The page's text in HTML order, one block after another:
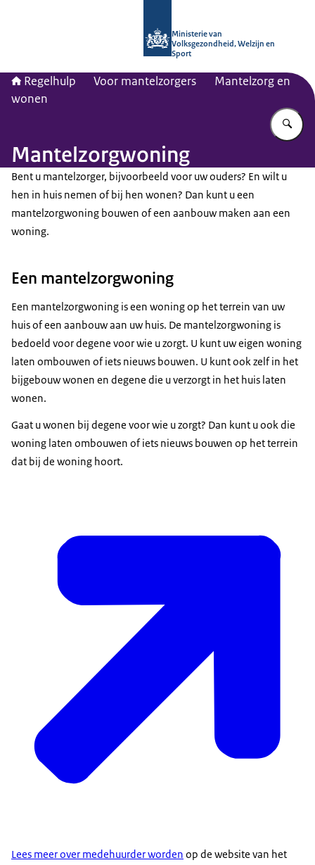
Ministerie van
Volksgezondheid, Welzijn en
Sport
Regelhulp Voor mantelzorgers
Mantelzorg en
wonen
Mantelzorgwoning
Bent u mantelzorger, bijvoorbeeld voor uw ouders? En wilt u
hen in huis nemen of bij hen wonen? Dan kunt u een
mantelzorgwoning bouwen of een aanbouw maken aan een
woning.
Een mantelzorgwoning
Een mantelzorgwoning is een woning op het terrein van uw
huis of een aanbouw aan uw huis. De mantelzorgwoning is
bedoeld voor degene voor wie u zorgt. U kunt uw eigen woning
laten ombouwen of iets nieuws bouwen. U kunt ook zelf in het
bijgebouw wonen en degene die u verzorgt in het huis laten
wonen.
Gaat u wonen bij degene voor wie u zorgt? Dan kunt u ook die
woning laten ombouwen of iets nieuws bouwen op het terrein
dat bij de woning hoort.
Lees meer over medehuurder worden op de website van het